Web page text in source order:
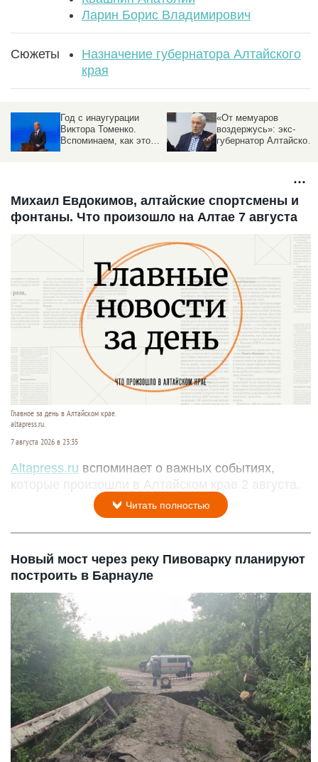
Ларин Борис Владимирович
Сюжеты
Назначение губернатора Алтайского
края
Год с инаугурации
Виктора Томенко.
Вспоминаем, как это
«От мемуаров
воздержусь»: экс-
губернатор Алтайского
Михаил Евдокимов, алтайские спортсмены и
фонтаны. Что произошло на Алтае 7 августа
Главное за день в Алтайском крае.
altapress.ru.
7 августа 2026 в 23:35
Altapress.ru вспоминает о важных событиях,
которые произошли в Алтайском крае 2 августа.
Читать полностью
Новый мост через реку Пивоварку планируют
построить в Барнауле